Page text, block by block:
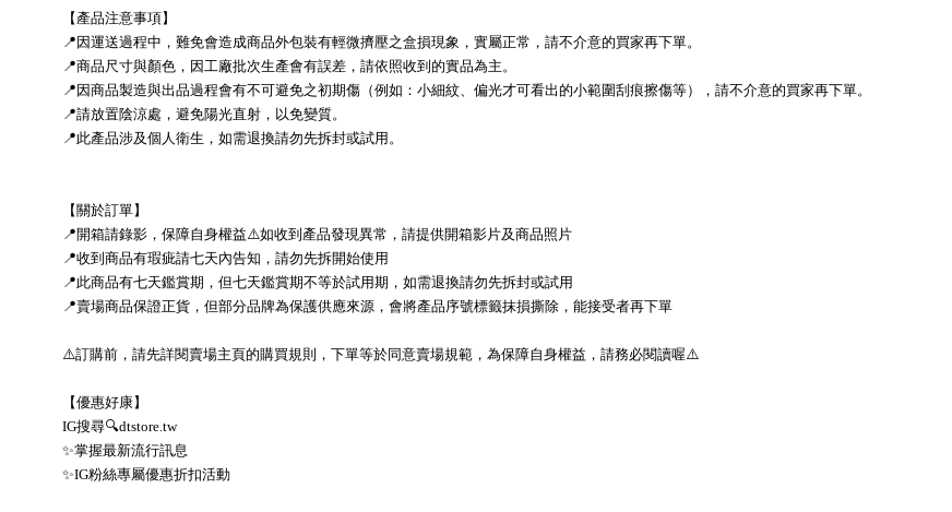
【產品注意事項】
📍因運送過程中，難免會造成商品外包裝有輕微擠壓之盒損現象，實屬正常，請不介意的買家再下單。
📍商品尺寸與顏色，因工廠批次生產會有誤差，請依照收到的實品為主。
📍因商品製造與出品過程會有不可避免之初期傷（例如：小細紋、偏光才可看出的小範圍刮痕擦傷等），請不介意的買家再下單。
📍請放置陰涼處，避免陽光直射，以免變質。
📍此產品涉及個人衛生，如需退換請勿先拆封或試用。
【關於訂單】
📍開箱請錄影，保障自身權益⚠️如收到產品發現異常，請提供開箱影片及商品照片
📍收到商品有瑕疵請七天內告知，請勿先拆開始使用
📍此商品有七天鑑賞期，但七天鑑賞期不等於試用期，如需退換請勿先拆封或試用
📍賣場商品保證正貨，但部分品牌為保護供應來源，會將產品序號標籤抹損撕除，能接受者再下單
⚠️訂購前，請先詳閱賣場主頁的購買規則，下單等於同意賣場規範，為保障自身權益，請務必閱讀喔⚠️
【優惠好康】
IG搜尋🔍dtstore.tw
✨掌握最新流行訊息
✨IG粉絲專屬優惠折扣活動